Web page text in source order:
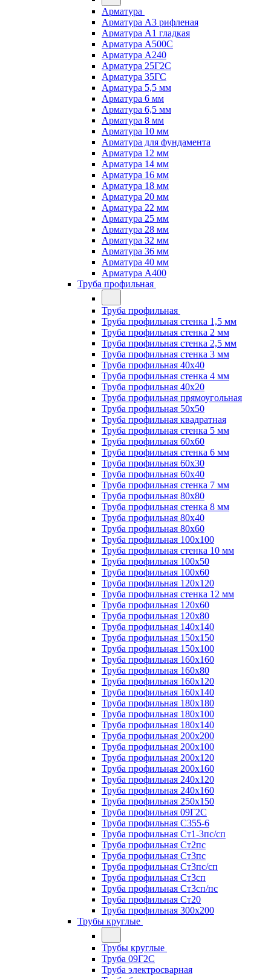
Арматура
Арматура А3 рифленая
Арматура А1 гладкая
Арматура А500С
Арматура А240
Арматура 25Г2С
Арматура 35ГС
Арматура 5,5 мм
Арматура 6 мм
Арматура 6,5 мм
Арматура 8 мм
Арматура 10 мм
Арматура для фундамента
Арматура 12 мм
Арматура 14 мм
Арматура 16 мм
Арматура 18 мм
Арматура 20 мм
Арматура 22 мм
Арматура 25 мм
Арматура 28 мм
Арматура 32 мм
Арматура 36 мм
Арматура 40 мм
Арматура А400
Труба профильная
Труба профильная
Труба профильная стенка 1,5 мм
Труба профильная стенка 2 мм
Труба профильная стенка 2,5 мм
Труба профильная стенка 3 мм
Труба профильная 40х40
Труба профильная стенка 4 мм
Труба профильная 40х20
Труба профильная прямоугольная
Труба профильная 50х50
Труба профильная квадратная
Труба профильная стенка 5 мм
Труба профильная 60х60
Труба профильная стенка 6 мм
Труба профильная 60х30
Труба профильная 60х40
Труба профильная стенка 7 мм
Труба профильная 80х80
Труба профильная стенка 8 мм
Труба профильная 80х40
Труба профильная 80х60
Труба профильная 100х100
Труба профильная стенка 10 мм
Труба профильная 100х50
Труба профильная 100х60
Труба профильная 120х120
Труба профильная стенка 12 мм
Труба профильная 120х60
Труба профильная 120х80
Труба профильная 140х140
Труба профильная 150х150
Труба профильная 150х100
Труба профильная 160х160
Труба профильная 160х80
Труба профильная 160х120
Труба профильная 160х140
Труба профильная 180х180
Труба профильная 180х100
Труба профильная 180х140
Труба профильная 200х200
Труба профильная 200х100
Труба профильная 200х120
Труба профильная 200х160
Труба профильная 240х120
Труба профильная 240х160
Труба профильная 250х150
Труба профильная 09Г2С
Труба профильная С355-6
Труба профильная Ст1-3пс/сп
Труба профильная Ст2пс
Труба профильная Ст3пс
Труба профильная Ст3пс/сп
Труба профильная Ст3сп
Труба профильная Ст3сп/пс
Труба профильная Ст20
Труба профильная 300х200
Трубы круглые
Трубы круглые
Труба 09Г2С
Труба электросварная